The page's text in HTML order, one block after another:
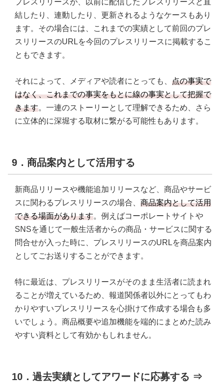
プレスリリースが、以前に配信したプレスリリースと直
結したり、連動したり、更新されるようなケースもあり
ます。その場合には、これまでの実績として前回のプレ
スリリースのURLを今回のプレスリリースに掲載するこ
ともできます。
それによって、メディアや読者にとっても、 点の事実で
はなく、これまでの事実をもとに線の事実として把握で
きます。一連のストーリーとして理解できるため、さら
に立体的に深堀する取材に繋がる可能性もあります。
9．商品案内として活用する
新商品リリースや機能追加リリースなど、商品やサービ
スに関わるプレスリリースの場合、 商品案内として活用
できる場面があります。例えばコーポレートサイトや
SNSを通じて一般生活者からの商品・サービスに関する
問合せが入った時に、プレスリリースのURLを商品案内
としてごお送りすることができます。
特に最近は、プレスリリースがそのまま生活者に読まれ
ることが増えているため、報道関係者以外にとってもわ
かりやすいプレスリリースを心掛けて作成する場合も多
いでしょう。商品概要や追加機能を端的にまとめた読み
やすい資料として有効かもしれません。
10．過去実績としてアワードに応募する ⇒